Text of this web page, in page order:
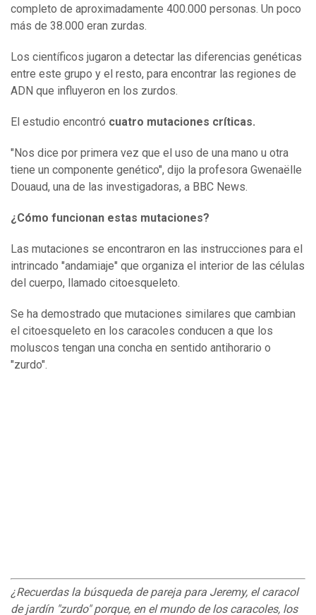
completo de aproximadamente 400.000 personas. Un poco
más de 38.000 eran zurdas.
Los científicos jugaron a detectar las diferencias genéticas
entre este grupo y el resto, para encontrar las regiones de
ADN que influyeron en los zurdos.
El estudio encontró cuatro mutaciones críticas.
"Nos dice por primera vez que el uso de una mano u otra
tiene un componente genético", dijo la profesora Gwenaëlle
Douaud, una de las investigadoras, a BBC News.
¿Cómo funcionan estas mutaciones?
Las mutaciones se encontraron en las instrucciones para el
intrincado "andamiaje" que organiza el interior de las células
del cuerpo, llamado citoesqueleto.
Se ha demostrado que mutaciones similares que cambian
el citoesqueleto en los caracoles conducen a que los
moluscos tengan una concha en sentido antihorario o
"zurdo".
¿Recuerdas la búsqueda de pareja para Jeremy, el caracol
de jardín "zurdo" porque, en el mundo de los caracoles, los